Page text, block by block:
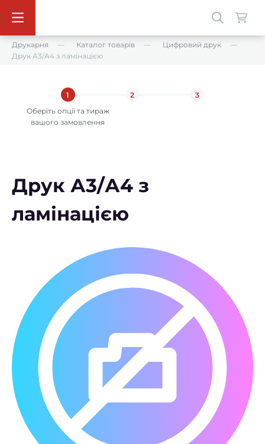
Друкарня Каталог товарів
Цифровий друк
Друк А3/А4 з ламінацією
1
Оберіть опції та тираж
вашого замовлення
2 3
Друк А3/А4 з
ламінацією